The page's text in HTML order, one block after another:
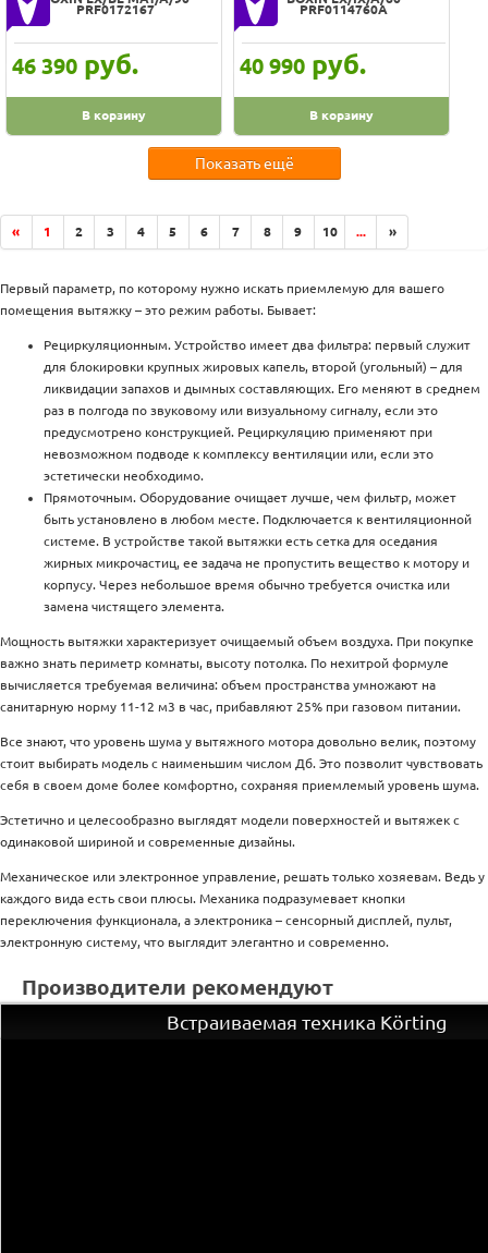
шампань
эффект джинсовой ткани
PRF0172167
46 390 руб.
В корзину
PRF0114760A
40 990 руб.
В корзину
Показать ещё
« 1 2 3 4 5 6 7 8 9 10 ... »
Первый параметр, по которому нужно искать приемлемую для вашего
помещения вытяжку – это режим работы. Бывает:
Рециркуляционным. Устройство имеет два фильтра: первый служит
для блокировки крупных жировых капель, второй (угольный) – для
ликвидации запахов и дымных составляющих. Его меняют в среднем
раз в полгода по звуковому или визуальному сигналу, если это
предусмотрено конструкцией. Рециркуляцию применяют при
невозможном подводе к комплексу вентиляции или, если это
эстетически необходимо.
Прямоточным. Оборудование очищает лучше, чем фильтр, может
быть установлено в любом месте. Подключается к вентиляционной
системе. В устройстве такой вытяжки есть сетка для оседания
жирных микрочастиц, ее задача не пропустить вещество к мотору и
корпусу. Через небольшое время обычно требуется очистка или
замена чистящего элемента.
Мощность вытяжки характеризует очищаемый объем воздуха. При покупке
важно знать периметр комнаты, высоту потолка. По нехитрой формуле
вычисляется требуемая величина: объем пространства умножают на
санитарную норму 11-12 м3 в час, прибавляют 25% при газовом питании.
Все знают, что уровень шума у вытяжного мотора довольно велик, поэтому
стоит выбирать модель с наименьшим числом Дб. Это позволит чувствовать
себя в своем доме более комфортно, сохраняя приемлемый уровень шума.
Эстетично и целесообразно выглядят модели поверхностей и вытяжек с
одинаковой шириной и современные дизайны.
Механическое или электронное управление, решать только хозяевам. Ведь у
каждого вида есть свои плюсы. Механика подразумевает кнопки
переключения функционала, а электроника – сенсорный дисплей, пульт,
электронную систему, что выглядит элегантно и современно.
Производители рекомендуют
Встраиваемая техника Körting